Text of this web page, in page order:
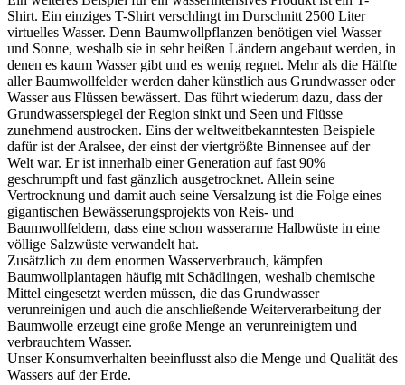
Shirt. Ein einziges T-Shirt verschlingt im Durschnitt 2500 Liter
virtuelles Wasser. Denn Baumwollpflanzen benötigen viel Wasser
und Sonne, weshalb sie in sehr heißen Ländern angebaut werden, in
denen es kaum Wasser gibt und es wenig regnet. Mehr als die Hälfte
aller Baumwollfelder werden daher künstlich aus Grundwasser oder
Wasser aus Flüssen bewässert. Das führt wiederum dazu, dass der
Grundwasserspiegel der Region sinkt und Seen und Flüsse
zunehmend austrocken. Eins der weltweitbekanntesten Beispiele
dafür ist der Aralsee, der einst der viertgrößte Binnensee auf der
Welt war. Er ist innerhalb einer Generation auf fast 90%
geschrumpft und fast gänzlich ausgetrocknet. Allein seine
Vertrocknung und damit auch seine Versalzung ist die Folge eines
gigantischen Bewässerungsprojekts von Reis- und
Baumwollfeldern, dass eine schon wasserarme Halbwüste in eine
völlige Salzwüste verwandelt hat.
Zusätzlich zu dem enormen Wasserverbrauch, kämpfen
Baumwollplantagen häufig mit Schädlingen, weshalb chemische
Mittel eingesetzt werden müssen, die das Grundwasser
verunreinigen und auch die anschließende Weiterverarbeitung der
Baumwolle erzeugt eine große Menge an verunreinigtem und
verbrauchtem Wasser.
Unser Konsumverhalten beeinflusst also die Menge und Qualität des
Wassers auf der Erde.